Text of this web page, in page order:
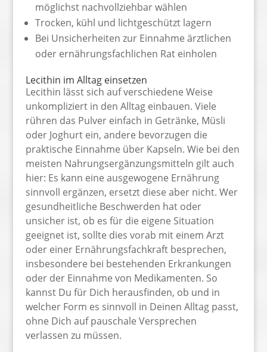
möglichst nachvollziehbar wählen
Trocken, kühl und lichtgeschützt lagern
Bei Unsicherheiten zur Einnahme ärztlichen
oder ernährungsfachlichen Rat einholen
Lecithin im Alltag einsetzen
Lecithin lässt sich auf verschiedene Weise
unkompliziert in den Alltag einbauen. Viele
rühren das Pulver einfach in Getränke, Müsli
oder Joghurt ein, andere bevorzugen die
praktische Einnahme über Kapseln. Wie bei den
meisten Nahrungsergänzungsmitteln gilt auch
hier: Es kann eine ausgewogene Ernährung
sinnvoll ergänzen, ersetzt diese aber nicht. Wer
gesundheitliche Beschwerden hat oder
unsicher ist, ob es für die eigene Situation
geeignet ist, sollte dies vorab mit einem Arzt
oder einer Ernährungsfachkraft besprechen,
insbesondere bei bestehenden Erkrankungen
oder der Einnahme von Medikamenten. So
kannst Du für Dich herausfinden, ob und in
welcher Form es sinnvoll in Deinen Alltag passt,
ohne Dich auf pauschale Versprechen
verlassen zu müssen.